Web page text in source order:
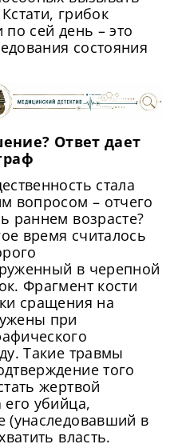
грибок
по сей день – это
состояния
Ответ дает
стала
вопросом – отчего
раннем возрасте?
время считалось
в черепной
Фрагмент кости
сращения на
при
Такие травмы
того
жертвой
его убийца,
(унаследовавший в
власть.